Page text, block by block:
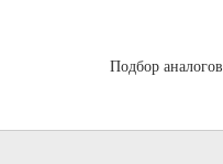
Подбор аналогов